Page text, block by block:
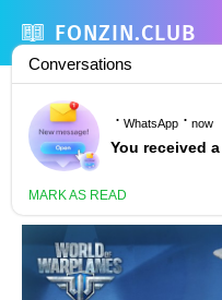
FONZIN.CLUB
Grumman xf4f 3
фото)
778 0 02 июнь